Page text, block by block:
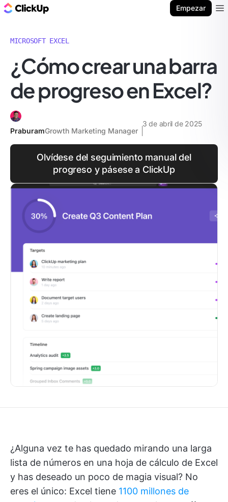
Empezar
MICROSOFT EXCEL
¿Cómo crear una barra
de progreso en Excel?
PraburamGrowth Marketing Manager
3 de abril de 2025
Olvídese del seguimiento manual del
progreso y pásese a ClickUp
¿Alguna vez te has quedado mirando una larga
lista de números en una hoja de cálculo de Excel
y has deseado un poco de magia visual? No
eres el único: Excel tiene 1100 millones de